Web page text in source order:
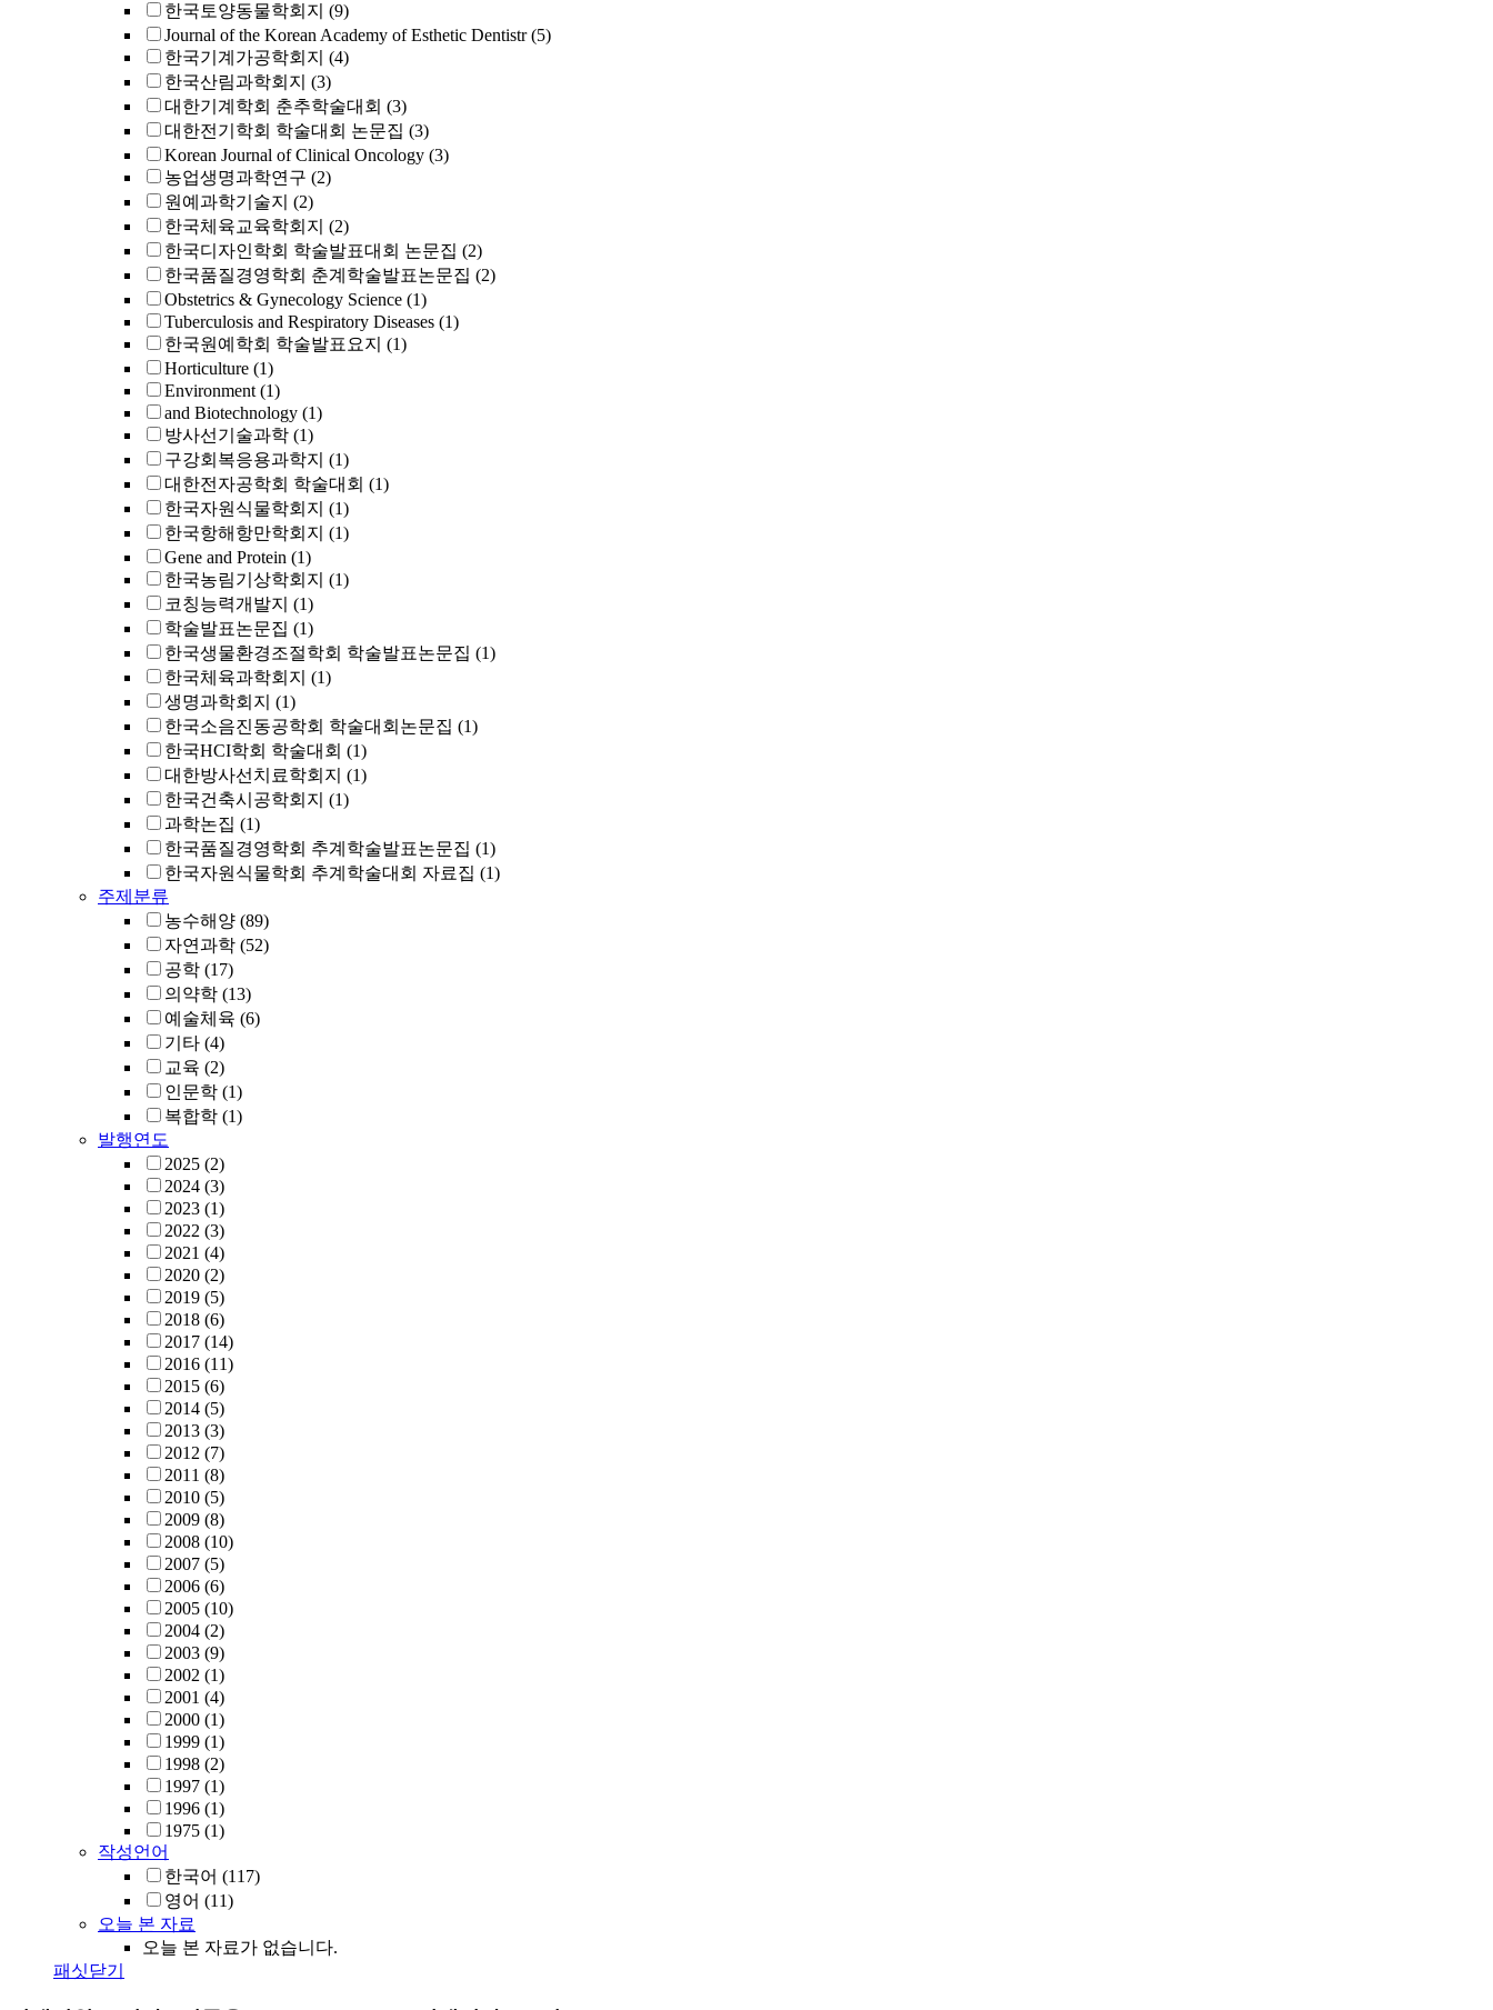
한국토양동물학회지 (9)
Journal of the Korean Academy of Esthetic Dentistr (5)
한국기계가공학회지 (4)
한국산림과학회지 (3)
대한기계학회 춘추학술대회 (3)
대한전기학회 학술대회 논문집 (3)
Korean Journal of Clinical Oncology (3)
농업생명과학연구 (2)
원예과학기술지 (2)
한국체육교육학회지 (2)
한국디자인학회 학술발표대회 논문집 (2)
한국품질경영학회 춘계학술발표논문집 (2)
Obstetrics & Gynecology Science (1)
Tuberculosis and Respiratory Diseases (1)
한국원예학회 학술발표요지 (1)
Horticulture (1)
Environment (1)
and Biotechnology (1)
방사선기술과학 (1)
구강회복응용과학지 (1)
대한전자공학회 학술대회 (1)
한국자원식물학회지 (1)
한국항해항만학회지 (1)
Gene and Protein (1)
한국농림기상학회지 (1)
코칭능력개발지 (1)
학술발표논문집 (1)
한국생물환경조절학회 학술발표논문집 (1)
한국체육과학회지 (1)
생명과학회지 (1)
한국소음진동공학회 학술대회논문집 (1)
한국HCI학회 학술대회 (1)
대한방사선치료학회지 (1)
한국건축시공학회지 (1)
과학논집 (1)
한국품질경영학회 추계학술발표논문집 (1)
한국자원식물학회 추계학술대회 자료집 (1)
주제분류
농수해양 (89)
자연과학 (52)
공학 (17)
의약학 (13)
예술체육 (6)
기타 (4)
교육 (2)
인문학 (1)
복합학 (1)
발행연도
2025 (2)
2024 (3)
2023 (1)
2022 (3)
2021 (4)
2020 (2)
2019 (5)
2018 (6)
2017 (14)
2016 (11)
2015 (6)
2014 (5)
2013 (3)
2012 (7)
2011 (8)
2010 (5)
2009 (8)
2008 (10)
2007 (5)
2006 (6)
2005 (10)
2004 (2)
2003 (9)
2002 (1)
2001 (4)
2000 (1)
1999 (1)
1998 (2)
1997 (1)
1996 (1)
1975 (1)
작성언어
한국어 (117)
영어 (11)
오늘 본 자료
오늘 본 자료가 없습니다.
패싯닫기